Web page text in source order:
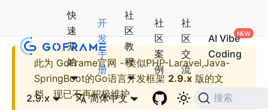
快
速
开
始
开
发
手
册
社
区
教
程
社
区
案
例
社
区
交
流
AI Vibe
Coding
2.9.x 简体中文 搜索
此为 GoFrame官网 - 类似PHP-Laravel,Java-
SpringBoot的Go语言开发框架 2.9.x 版的文
档，现已不再积极维护。